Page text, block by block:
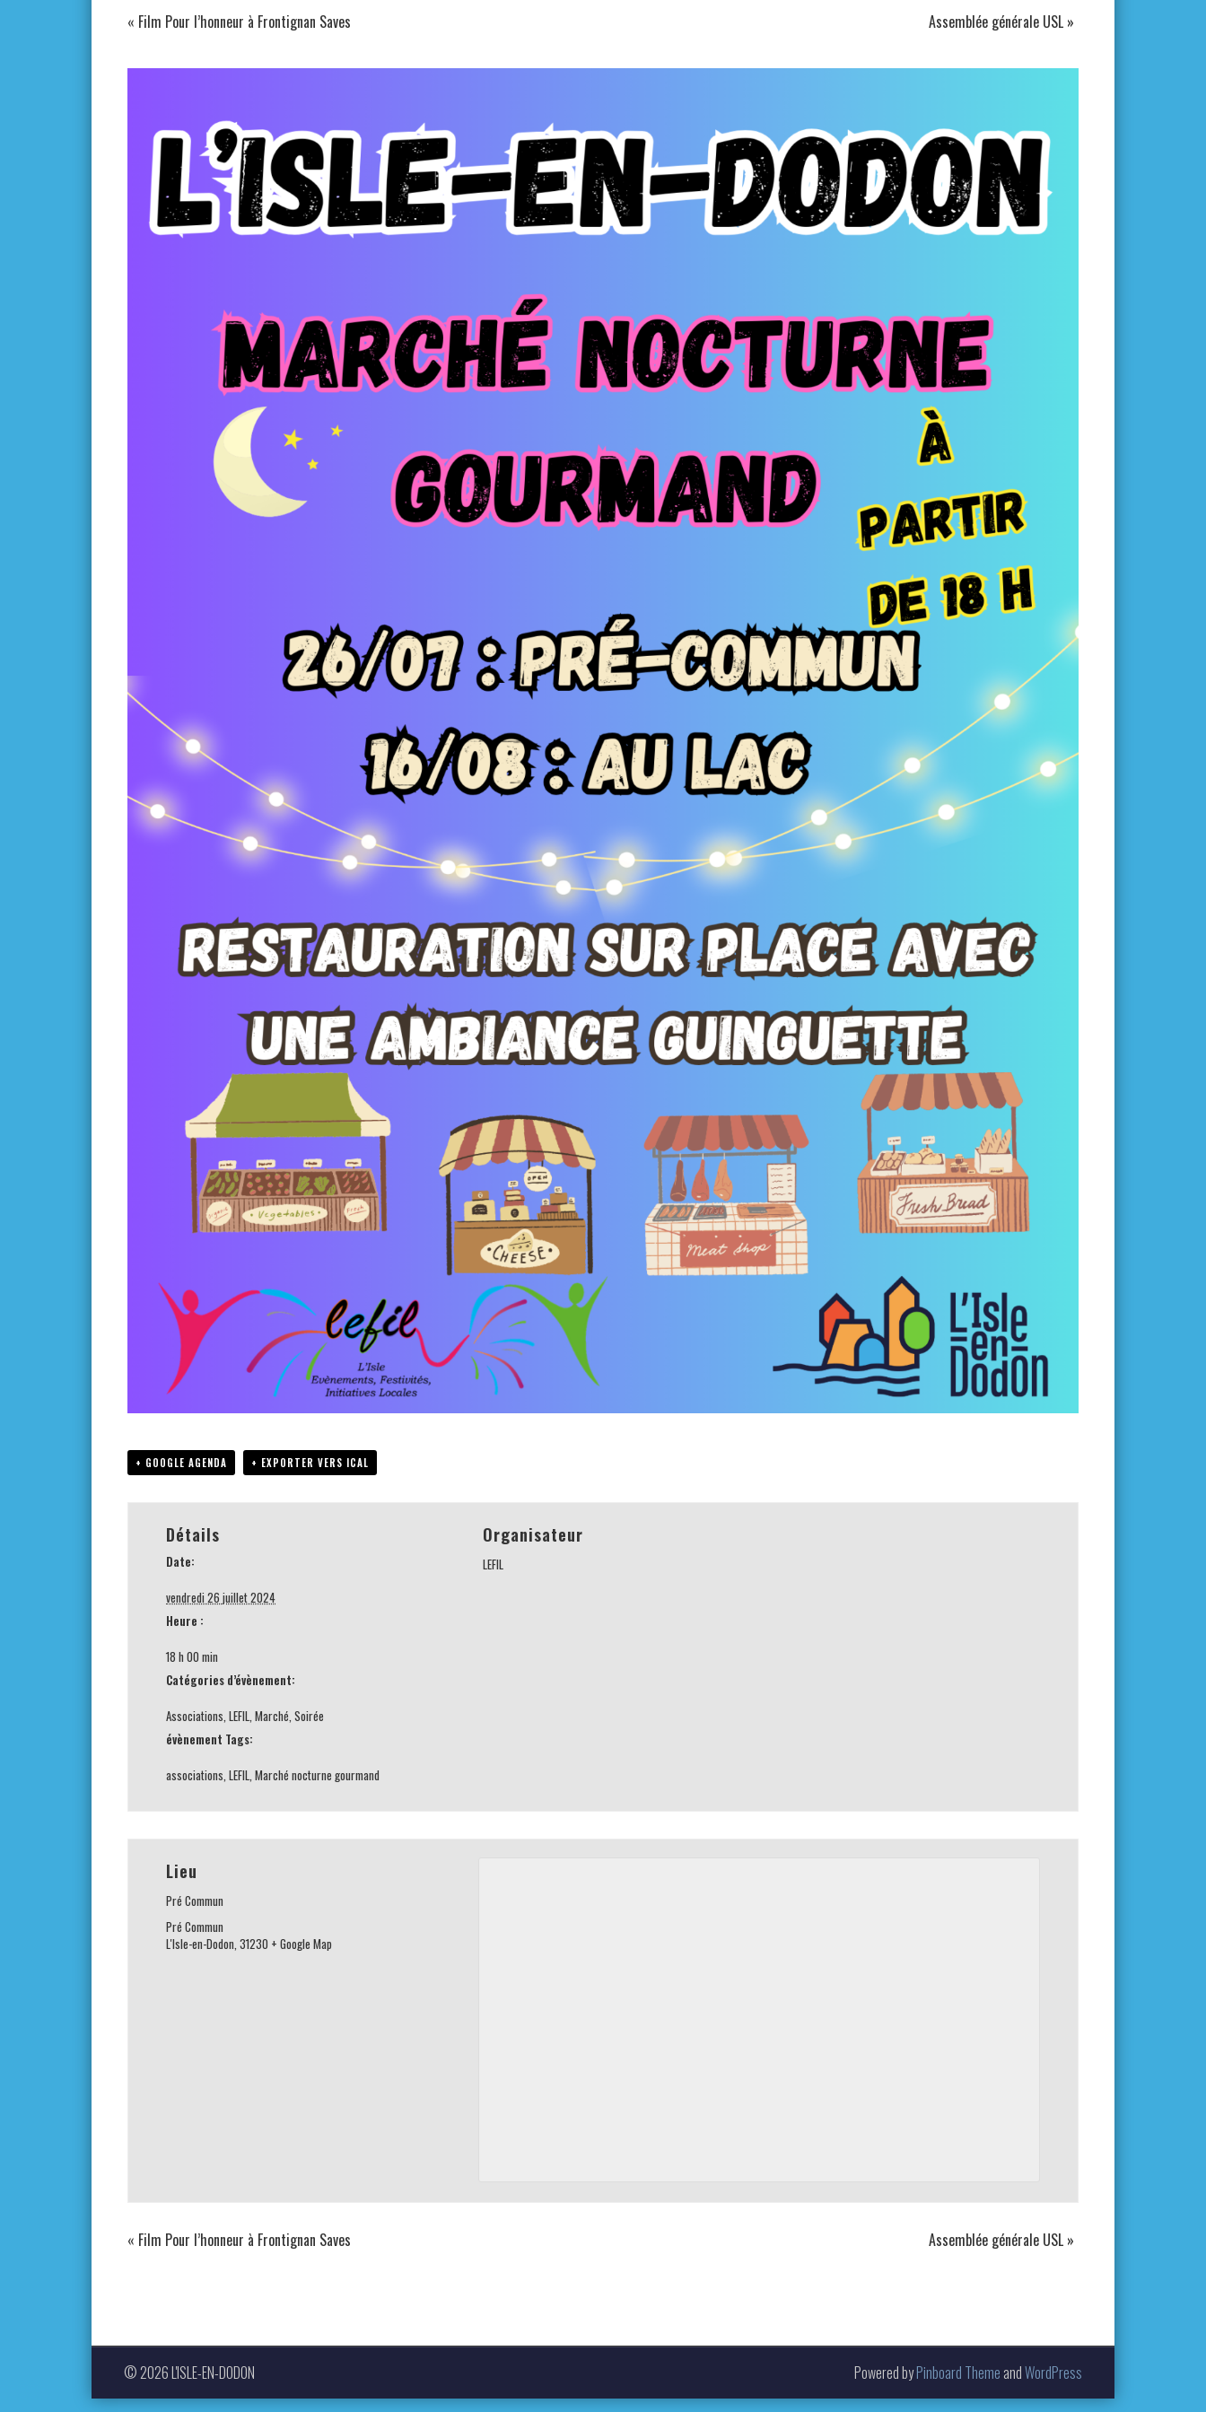
« Film Pour l’honneur à Frontignan Saves Assemblée générale USL »
+ GOOGLE AGENDA + EXPORTER VERS ICAL
Détails
Date:
vendredi 26 juillet 2024
Heure :
18 h 00 min
Catégories d’évènement:
Associations,LEFIL,Marché,Soirée
évènement Tags:
associations,LEFIL,Marché nocturne gourmand
Organisateur
LEFIL
Lieu
Pré Commun
Pré Commun
L'Isle-en-Dodon, 31230 + Google Map
« Film Pour l’honneur à Frontignan Saves Assemblée générale USL »
© 2026 L'ISLE-EN-DODON Powered byPinboard Theme andWordPress